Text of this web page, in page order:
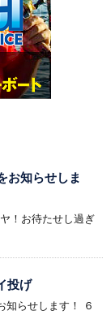
お知らせしま
！お待たせし過ぎ
投げ
知らせします！ ６